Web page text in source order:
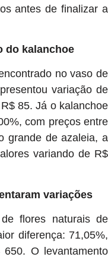
antes de finalizar a
do kalanchoe
no vaso de
variação de
85. Já o kalanchoe
com preços entre
grande de azaleia, a
variando de R$
variações
flores naturais de
diferença: 71,05%,
O levantamento